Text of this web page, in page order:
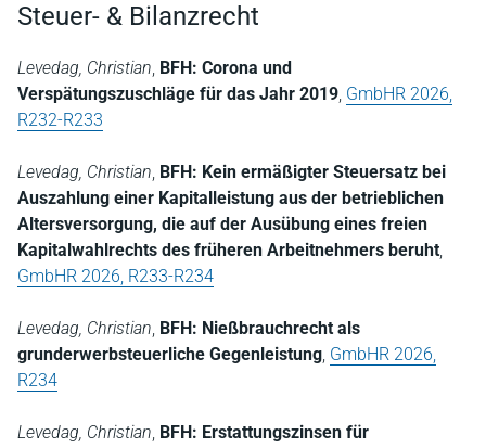
Steuer- & Bilanzrecht
Levedag, Christian, BFH: Corona und
Verspätungszuschläge für das Jahr 2019, GmbHR 2026,
R232-R233
Levedag, Christian, BFH: Kein ermäßigter Steuersatz bei
Auszahlung einer Kapitalleistung aus der betrieblichen
Altersversorgung, die auf der Ausübung eines freien
Kapitalwahlrechts des früheren Arbeitnehmers beruht,
GmbHR 2026, R233-R234
Levedag, Christian, BFH: Nießbrauchrecht als
grunderwerbsteuerliche Gegenleistung, GmbHR 2026,
R234
Levedag, Christian, BFH: Erstattungszinsen für